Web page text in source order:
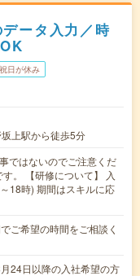
ータ入力／時
日が休み
上駅から徒歩5分
ではないのでご注意くだ
。 【研修について】 入
18時) 期間はスキルに応
ご希望の時間をご相談く
24日以降の入社希望の方